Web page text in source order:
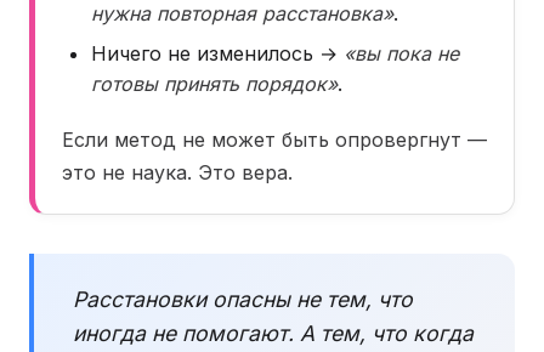
нужна повторная расстановка».
Ничего не изменилось → «вы пока не
готовы принять порядок».
Если метод не может быть опровергнут —
это не наука. Это вера.
Расстановки опасны не тем, что
иногда не помогают. А тем, что когда